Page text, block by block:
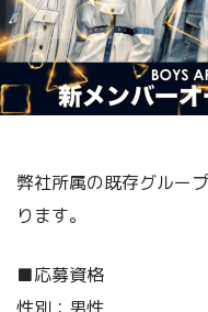
弊社所属の既存グルー
ります。
■応募資格